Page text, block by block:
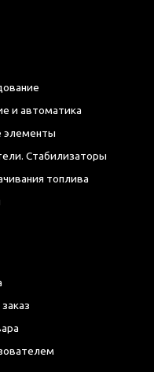
и автоматика
элементы
Стабилизаторы
топлива